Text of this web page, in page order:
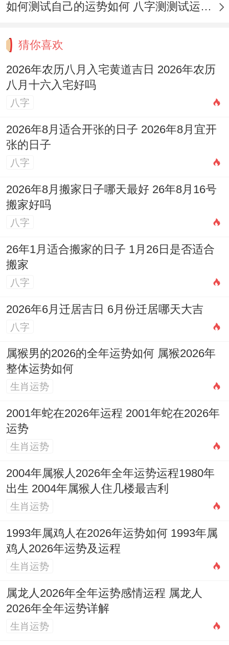
相冲：牛日冲（丁未）羊
祭拜、祭祀，祈福、祈祷，开光、安香，出
火、旅行、出游 出行，开业、开幕 开市，
迁新宅、乔迁新居 入宅 、破土，安葬。
今日所忌：
日期:2026年10月11日星期日
农历: 二零二六年九月初二
五行:
日）。
彭祖百忌:戊不受田 午不苫盖
相冲：
今日胎神:房床碓、外正东
今日所宜:
业、开幕 开市，开光、旅行、出游 出行，
搬迁新宅、乔迁新居 入宅 、搬家、移徙，
出火、拆卸，翻新、修造，安床。
今日所忌：纳畜 伐木 置产 作梁 行丧 安葬
修坟 立碑。
农历：二零二六年九月初四
岁次：丙午年戊戌月庚申日
五行:石榴木十二神:执日值神:天德（黄道
日）。
如何测试自己的运势如何 八字测测试运运程
猜你喜欢
2026年农历八月入宅黄道吉日 2026年农历
八月十六入宅好吗
八字
2026年8月适合开张的日子 2026年8月宜开
张的日子
八字
2026年8月搬家日子哪天最好 26年8月16号
搬家好吗
八字
26年1月适合搬家的日子 1月26日是否适合
搬家
八字
2026年6月迁居吉日 6月份迁居哪天大吉
八字
属猴男的2026的全年运势如何 属猴2026年
整体运势如何
生肖运势
2001年蛇在2026年运程 2001年蛇在2026年
运势
生肖运势
2004年属猴人2026年全年运势运程1980年
出生 2004年属猴人住几楼最吉利
生肖运势
1993年属鸡人在2026年运势如何 1993年属
鸡人2026年运势及运程
生肖运势
属龙人2026年全年运势感情运程 属龙人
2026年全年运势详解
生肖运势